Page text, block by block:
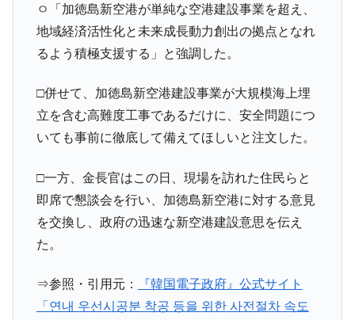
ㅇ「加徳島新空港が単純な空港建設事業を超え、
地域経済活性化と未来成長動力創出の拠点となれ
るよう積極支援する」と強調した。
□併せて、加徳島新空港建設事業が大規模海上埋
立を含む高難度工事であるだけに、安全問題につ
いても事前に徹底して備えてほしいと注文した。
□一方、金長官はこの日、現場を訪れた住民らと
即席で懇談会を行い、加徳島新空港に対する意見
を交換し、政府の迅速な新空港建設意思を伝え
た。
⇒参照・引用元：
『韓国電子政府』公式サイト
「연내 우선시공분 착공 등을 위한 사전절차 속도